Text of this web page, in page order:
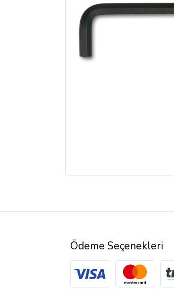
Ödeme Seçenekleri